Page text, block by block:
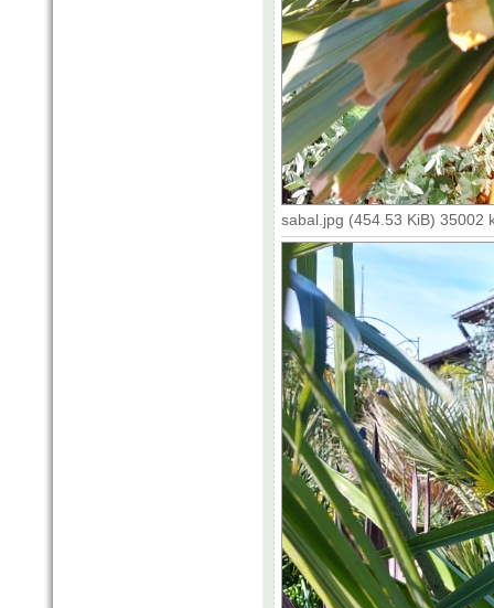
sabal.jpg (454.53 KiB) 35002